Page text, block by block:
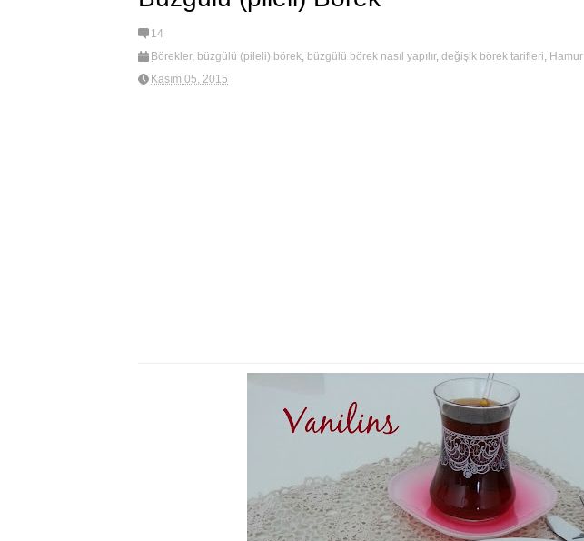
14
Börekler, büzgülü (pileli) börek, büzgülü börek nasıl yapılır, değişik börek tarifleri, Hamur
Kasım 05, 2015